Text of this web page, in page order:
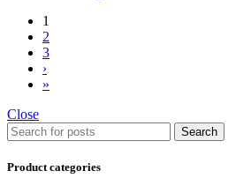
1
2
3
›
»
Close
Search
Product categories